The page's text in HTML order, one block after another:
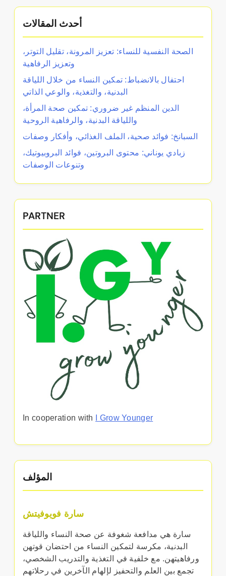
أحدث المقالات
الصحة النفسية للنساء: تعزيز المرونة، تقليل التوتر،
وتعزيز الرفاهية
احتفال بالانضباط: تمكين النساء من خلال اللياقة
البدنية، والتغذية، والوعي الذاتي
الدين المنظم غير ضروري: تمكين صحة المرأة،
واللياقة البدنية، والرفاهية الروحية
السبانخ: فوائد صحية، الملف الغذائي، وأفكار وصفات
زبادي يوناني: محتوى البروتين، فوائد البروبيوتيك،
وتنوعات الوصفات
PARTNER
In cooperation with I Grow Younger
المؤلف
سارة فويوفيتش
سارة هي مدافعة شغوفة عن صحة النساء واللياقة
البدنية، مكرسة لتمكين النساء من احتضان قوتهن
ورفاهيتهن. مع خلفية في التغذية والتدريب الشخصي،
تجمع بين العلم والتحفيز لإلهام الآخرين في رحلاتهم